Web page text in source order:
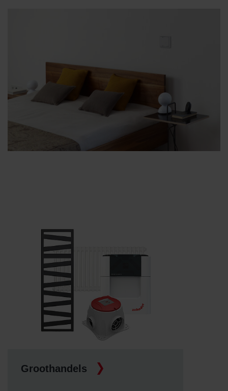
Zehnder Group İç Mekan İklimlendirme Sanayi ve Ticaret
Limitet Şirketi: Web Sitesi Çerezleri
Zehnder Group Nederland bv: Privacyverklaringen
Zehnder Group Sales International: Privacy Policy
Zehnder Group Schweiz AG: Datenschutz
Zehnder Polska Sp. z o.o.: Oświadczenie o ochronie
danych Zehnder
Zehnder Group UK Limited: Privacy Policy
Groothandels